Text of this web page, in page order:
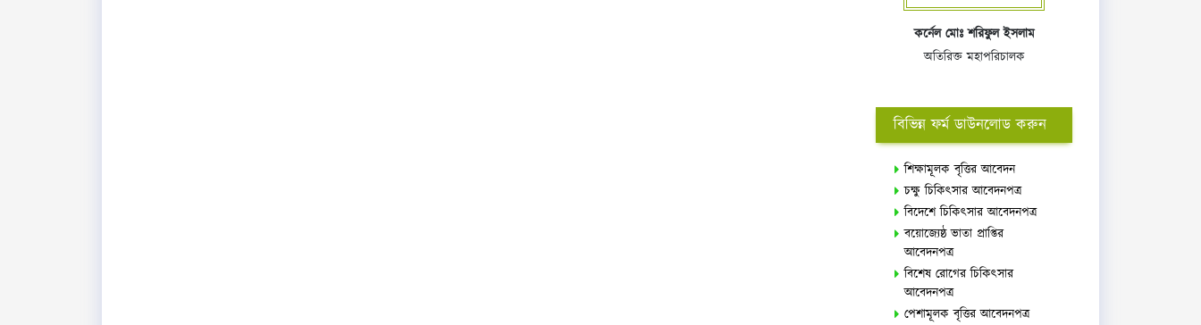
কর্নেল মোঃ শরিফুল ইসলাম
অতিরিক্ত মহাপরিচালক
বিভিন্ন ফর্ম ডাউনলোড করুন
শিক্ষামূলক বৃত্তির আবেদন
চক্ষু চিকিৎসার আবেদনপত্র
বিদেশে চিকিৎসার আবেদনপত্র
বয়োজ্যেষ্ঠ ভাতা প্রাপ্তির
আবেদনপত্র
বিশেষ রোগের চিকিৎসার
আবেদনপত্র
পেশামূলক বৃত্তির আবেদনপত্র